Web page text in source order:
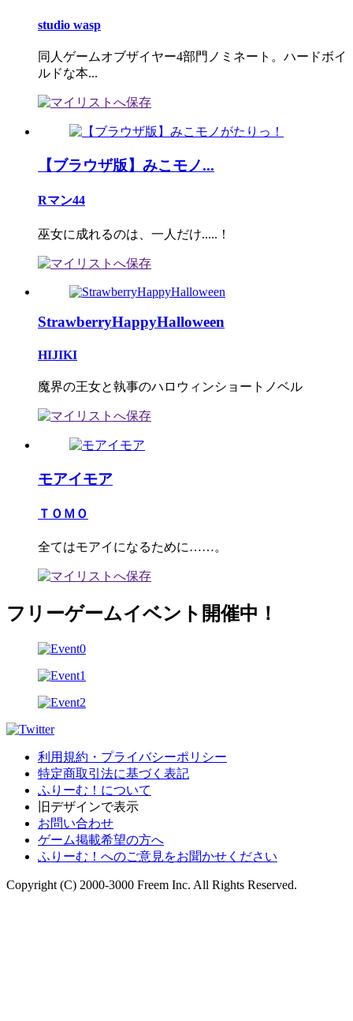
studio wasp
同人ゲームオブザイヤー4部門ノミネート。ハードボイ
ルドな本...
【ブラウザ版】みこモノ...
Rマン44
巫女に成れるのは、一人だけ.....！
StrawberryHappyHalloween
HIJIKI
魔界の王女と執事のハロウィンショートノベル
モアイモア
ＴＯＭＯ
全てはモアイになるために……。
フリーゲームイベント開催中！
利用規約・プライバシーポリシー
特定商取引法に基づく表記
ふりーむ！について
旧デザインで表示
お問い合わせ
ゲーム掲載希望の方へ
ふりーむ！へのご意見をお聞かせください
Copyright (C) 2000-3000 Freem Inc. All Rights Reserved.